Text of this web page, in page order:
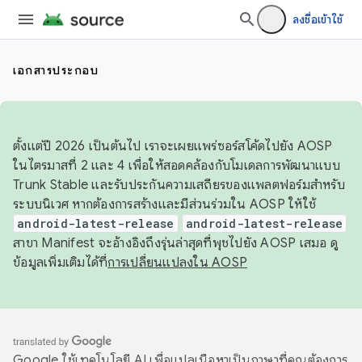
ลงชื่อเข้าใช้
เอกสารประกอบ
ตั้งแต่ปี 2026 เป็นต้นไป เราจะเผยแพร่ซอร์สโค้ดไปยัง AOSP
ในไตรมาสที่ 2 และ 4 เพื่อให้สอดคล้องกับโมเดลการพัฒนาแบบ
Trunk Stable และรับประกันความเสถียรของแพลตฟอร์มสำหรับ
ระบบนิเวศ หากต้องการสร้างและมีส่วนร่วมใน AOSP ให้ใช้
android-latest-release android-latest-release
สาขา Manifest จะอ้างอิงถึงรุ่นล่าสุดที่พุชไปยัง AOSP เสมอ ดู
ข้อมูลเพิ่มเติมได้ที่การเปลี่ยนแปลงใน AOSP